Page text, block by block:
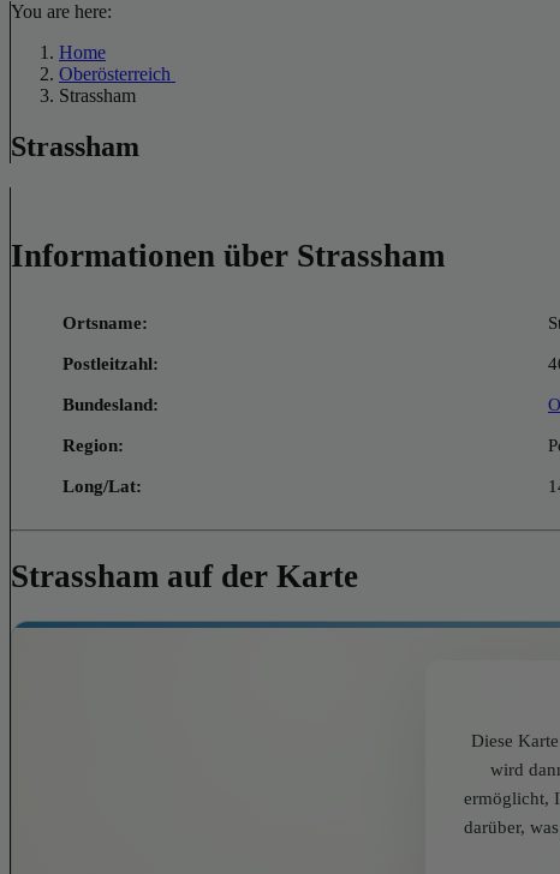
You are here:
Home
Oberösterreich
Strassham
Strassham
Informationen über Strassham
Ortsname:
Postleitzahl:
Bundesland:
Region:
Long/Lat:
Strassham auf der Karte
Diese
wird
ermöglicht,
darüber,